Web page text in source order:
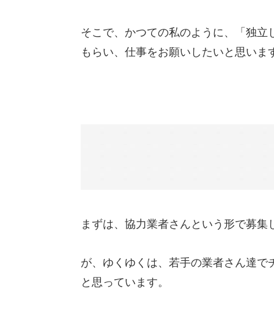
そこで、かつての私のように、「独
もらい、仕事をお願いしたいと思いま
まずは、協力業者さんという形で募集
が、ゆくゆくは、若手の業者さん達
と思っています。